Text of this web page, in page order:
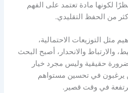
لكونها مادة تعتمد على الفهم
من الحفظ التقليدي.
مثل التوزيعات الاحتمالية،
والارتباط والانحدار، أصبح البحث
حقيقية وليس مجرد خيار
يرغبون في تحسين مستواهم
في وقت قصير.